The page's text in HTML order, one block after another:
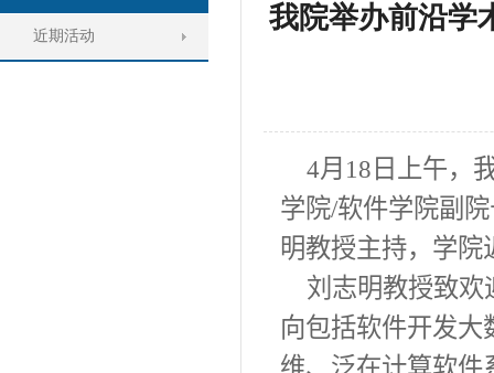
近期活动
我院举办前沿
4月18日上午，
学院/软件学院副
明教授主持，学院
刘志明教授致欢
向包括软件开发